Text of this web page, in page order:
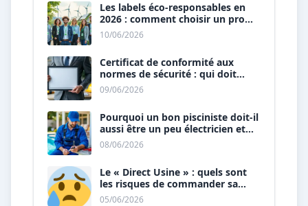
Les labels éco-responsables en
2026 : comment choisir un pro
« vert » ?
10/06/2026
Certificat de conformité aux
normes de sécurité : qui doit
vous le délivrer ?
09/06/2026
Pourquoi un bon pisciniste doit-il
aussi être un peu électricien et
plombier ?
08/06/2026
Le « Direct Usine » : quels sont
les risques de commander sa
piscine sans installateur ?
05/06/2026